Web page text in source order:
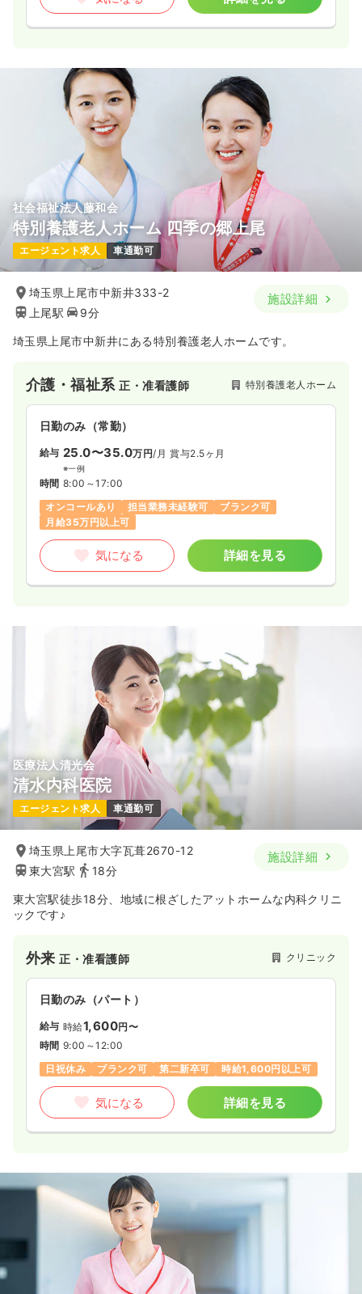
社会福祉法人藤和会
特別養護老人ホーム 四季の郷上尾
エージェント求人 車通勤可
埼玉県上尾市中新井333-2
上尾駅
9分
施設詳細
埼玉県上尾市中新井にある特別養護老人ホームです。
介護・福祉系正・准看護師 特別養護老人ホーム
日勤のみ（常勤）
給与 25.0〜35.0万円/月 賞与2.5ヶ月
※一例
時間 8:00～17:00
オンコールあり
担当業務未経験可
ブランク可
月給35万円以上可
気になる 詳細を見る
医療法人清光会
清水内科医院
エージェント求人 車通勤可
埼玉県上尾市大字瓦葺2670-12
東大宮駅
18分
施設詳細
東大宮駅徒歩18分、地域に根ざしたアットホームな内科クリニ
ックです♪
外来正・准看護師 クリニック
日勤のみ（パート）
給与 時給1,600円〜
時間 9:00～12:00
日祝休み
ブランク可 第二新卒可 時給1,600円以上可
気になる 詳細を見る